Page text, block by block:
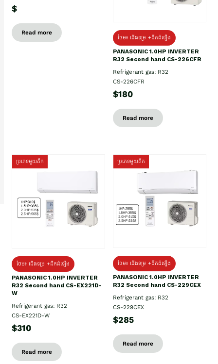
$
Read more
ថែម៖ ជើងទម្រ +ដឹកដំឡើង
PANASONIC 1.0HP INVERTER
R32 Second hand CS-226CFR
Refrigerant gas: R32
CS-226CFR
$180
Read more
ប្រភេទមួយតឹក
ថែម៖ ជើងទម្រ +ដឹកដំឡើង
PANASONIC 1.0HP INVERTER
R32 Second hand CS-EX221D-
W
Refrigerant gas: R32
CS-EX221D-W
$310
Read more
ប្រភេទមួយតឹក
ថែម៖ ជើងទម្រ +ដឹកដំឡើង
PANASONIC 1.0HP INVERTER
R32 Second hand CS-229CEX
Refrigerant gas: R32
CS-229CEX
$285
Read more